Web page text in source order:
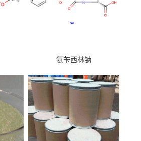
氨苄西林钠